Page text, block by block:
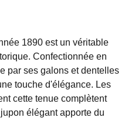
1890 est un véritable
Confectionnée en
par ses galons et dentelles
touche d'élégance. Les
cette tenue complètent
élégant apporte du